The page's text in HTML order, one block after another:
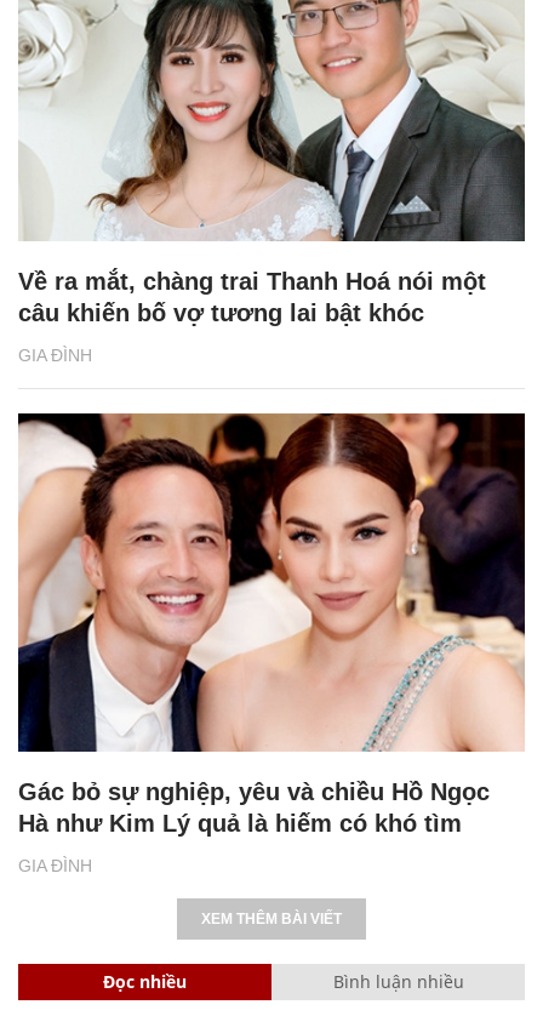
GIA ĐÌNH
Về ra mắt, chàng trai Thanh Hoá nói một
câu khiến bố vợ tương lai bật khóc
GIA ĐÌNH
Gác bỏ sự nghiệp, yêu và chiều Hồ Ngọc
Hà như Kim Lý quả là hiếm có khó tìm
XEM THÊM BÀI VIẾT
Đọc nhiều Bình luận nhiều